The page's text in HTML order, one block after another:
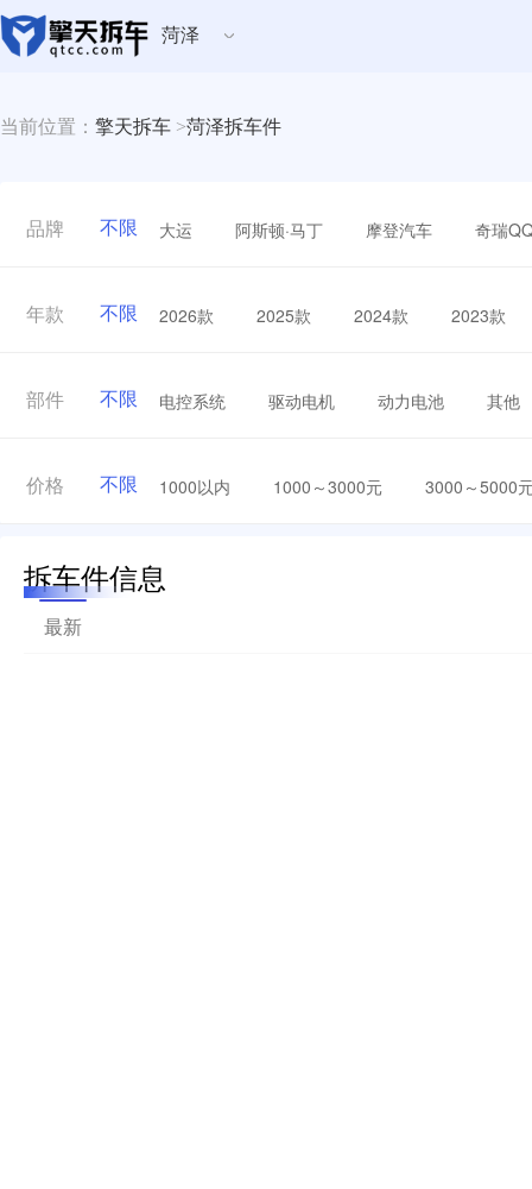
菏泽
当前位置： 擎天拆车 >菏泽拆车件
品牌 不限 大运 阿斯顿·马丁 摩登汽车 奇瑞
年款 不限 2026款 2025款 2024款 2023款
部件 不限 电控系统 驱动电机 动力电池 其他
价格 不限 1000以内 1000～3000元 3000～5000
拆车件信息
最新